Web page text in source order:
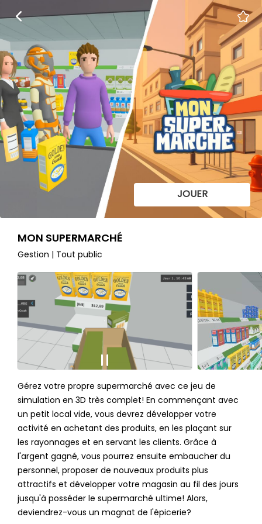
JOUER
MON SUPERMARCHÉ
Gestion | Tout public
Gérez votre propre supermarché avec ce jeu de
simulation en 3D très complet! En commençant avec
un petit local vide, vous devrez développer votre
activité en achetant des produits, en les plaçant sur
les rayonnages et en servant les clients. Grâce à
l'argent gagné, vous pourrez ensuite embaucher du
personnel, proposer de nouveaux produits plus
attractifs et développer votre magasin au fil des jours
jusqu'à posséder le supermarché ultime! Alors,
deviendrez-vous un magnat de l'épicerie?